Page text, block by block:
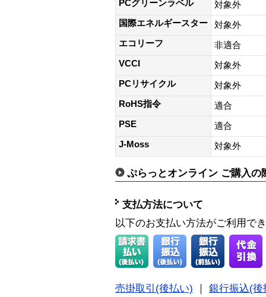
PCグリーンラベル
対象外
国際エネルギースター
対象外
エコリーフ
非適合
VCCI
対象外
PCリサイクル
対象外
RoHS指令
適合
PSE
適合
J-Moss
対象外
ぷらっとオンライン ご購入の
支払方法について
以下のお支払い方法がご利用で
売掛取引(後払い)
銀行振込(後